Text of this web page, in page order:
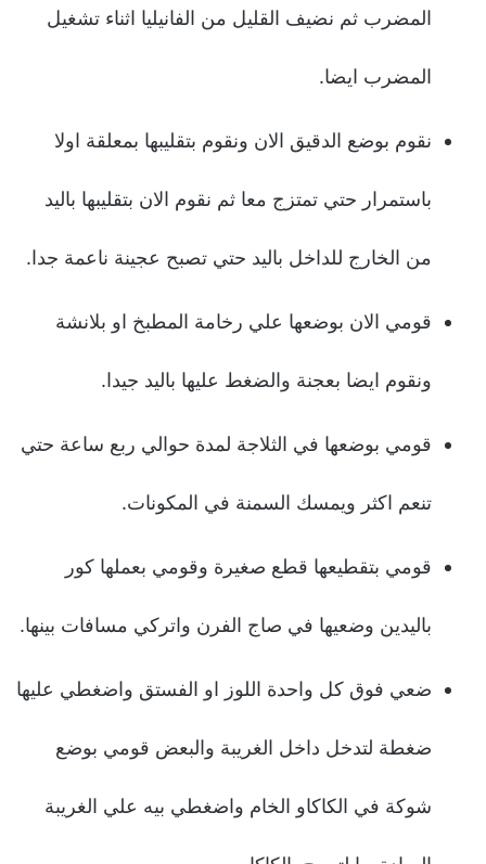
المضرب ثم نضيف القليل من الفانيليا اثناء تشغيل
المضرب ايضا.
نقوم بوضع الدقيق الان ونقوم بتقليبها بمعلقة اولا
باستمرار حتي تمتزج معا ثم نقوم الان بتقليبها باليد
من الخارج للداخل باليد حتي تصبح عجينة ناعمة جدا.
قومي الان بوضعها علي رخامة المطبخ او بلانشة
ونقوم ايضا بعجنة والضغط عليها باليد جيدا.
قومي بوضعها في الثلاجة لمدة حوالي ربع ساعة حتي
تنعم اكثر ويمسك السمنة في المكونات.
قومي بتقطيعها قطع صغيرة وقومي بعملها كور
باليدين وضعيها في صاج الفرن واتركي مسافات بينها.
ضعي فوق كل واحدة اللوز او الفستق واضغطي عليها
ضغطة لتدخل داخل الغريبة والبعض قومي بوضع
شوكة في الكاكاو الخام واضغطي بيه علي الغريبة